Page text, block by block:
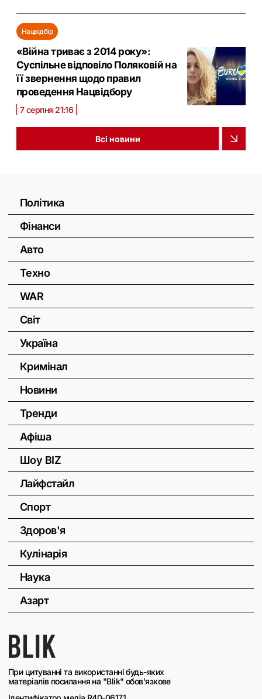
Нацвідбір
«Війна триває з 2014 року»:
Суспільне відповіло Поляковій на
її звернення щодо правил
проведення Нацвідбору
7 серпня 21:16
Всі новини
При цитуванні та використанні будь-яких
матеріалів посилання на "Blik" обов'язкове
Політика
Фінанси
Авто
Техно
WAR
Світ
Україна
Кримінал
Новини
Тренди
Афіша
Шоу BIZ
Лайфстайл
Спорт
Здоров'я
Кулінарія
Наука
Азарт